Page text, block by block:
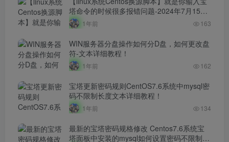
塔命令的时候很多报错问题-2024年7月15日
最新打包整理-解决小厂服务器yum源！
1年前 163
WIN服务器分盘操作如何分D盘，如何更改盘
符-文本详细教程！
1年前 162
宝塔更新密码规则CentOS7.6系统中mysql密
码不限制长度文本详细教程！
1年前 134
最新的宝塔密码规格修改 Centos7.6系统宝
塔面板中安装的mysql如何设置密码不限制长